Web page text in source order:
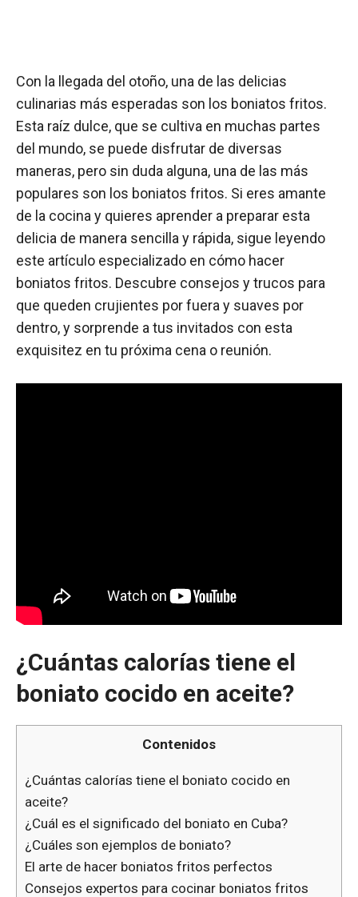
Con la llegada del otoño, una de las delicias
culinarias más esperadas son los boniatos fritos.
Esta raíz dulce, que se cultiva en muchas partes
del mundo, se puede disfrutar de diversas
maneras, pero sin duda alguna, una de las más
populares son los boniatos fritos. Si eres amante
de la cocina y quieres aprender a preparar esta
delicia de manera sencilla y rápida, sigue leyendo
este artículo especializado en cómo hacer
boniatos fritos. Descubre consejos y trucos para
que queden crujientes por fuera y suaves por
dentro, y sorprende a tus invitados con esta
exquisitez en tu próxima cena o reunión.
¿Cuántas calorías tiene el
boniato cocido en aceite?
Contenidos
¿Cuántas calorías tiene el boniato cocido en
aceite?
¿Cuál es el significado del boniato en Cuba?
¿Cuáles son ejemplos de boniato?
El arte de hacer boniatos fritos perfectos
Consejos expertos para cocinar boniatos fritos